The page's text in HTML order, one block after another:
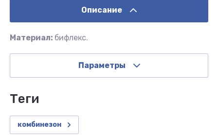
Описание
Материал: бифлекс.
Параметры
теги
комбинезон